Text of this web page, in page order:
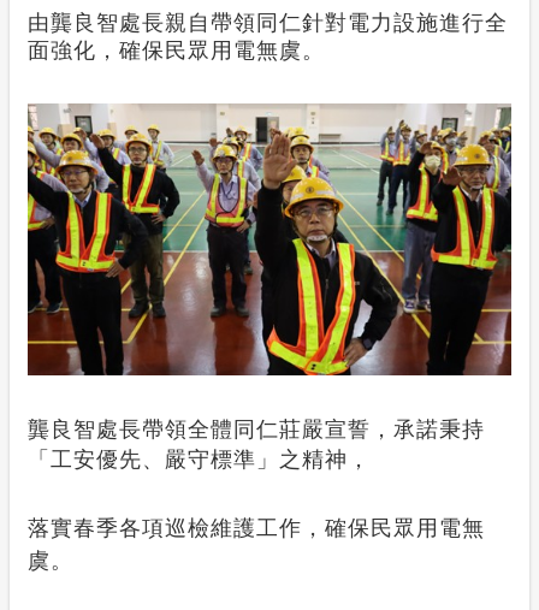
由龔良智處長親自帶領同仁針對電力設施進行全
面強化，確保民眾用電無虞。
龔良智處長帶領全體同仁莊嚴宣誓，承諾秉持
「工安優先、嚴守標準」之精神，
落實春季各項巡檢維護工作，確保民眾用電無
虞。